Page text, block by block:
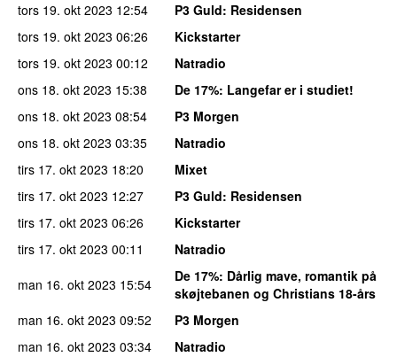
tors 19. okt 2023 12:54 P3 Guld: Residensen
tors 19. okt 2023 06:26
Kickstarter
tors 19. okt 2023 00:12
Natradio
ons 18. okt 2023 15:38 De 17%: Langefar er i studiet!
ons 18. okt 2023 08:54
P3 Morgen
ons 18. okt 2023 03:35
Natradio
tirs 17. okt 2023 18:20
Mixet
tirs 17. okt 2023 12:27 P3 Guld: Residensen
tirs 17. okt 2023 06:26
Kickstarter
tirs 17. okt 2023 00:11
Natradio
man 16. okt 2023 15:54 De 17%: Dårlig mave, romantik på
skøjtebanen og Christians 18-års
man 16. okt 2023 09:52
P3 Morgen
man 16. okt 2023 03:34
Natradio